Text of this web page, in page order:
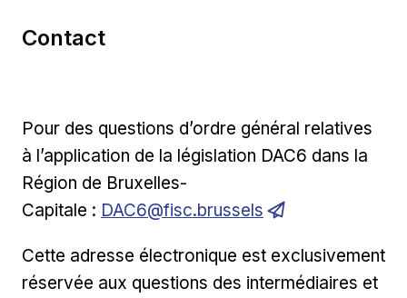
Contact
Pour des questions d’ordre général relatives
à l’application de la législation DAC6 dans la
Région de Bruxelles-
Capitale : DAC6@fisc.brussels
Cette adresse électronique est exclusivement
réservée aux questions des intermédiaires et